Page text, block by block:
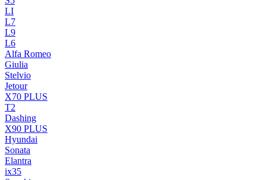
LI
L7
L9
L6
Alfa Romeo
Giulia
Stelvio
Jetour
X70 PLUS
T2
Dashing
X90 PLUS
Hyundai
Sonata
Elantra
ix35